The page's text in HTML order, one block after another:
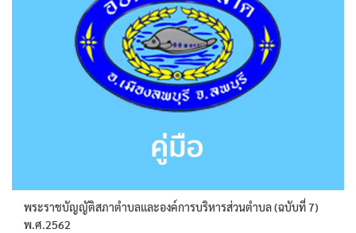
พระราชบัญญัติสภาตำบลและองค์การบริหารส่วนตำบล (ฉบับที่ 7)
พ.ศ.2562